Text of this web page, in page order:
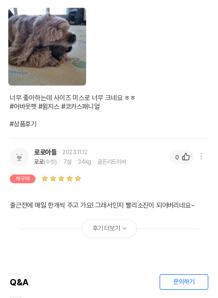
너무 좋아하는데 사이즈 미스로 너무 크네요 ㅎㅎ
#어바웃펫 #윔지스 #코카스패니얼
#상품후기
로로아들
2023.11.12
로로(수컷) 7살 34kg 골든리트리버
재구매
출근전에 매일 한개씩 주고 가요! 그래서인지 빨리소진이 되어버리네요~
0
후기 더보기
Q&A 문의하기